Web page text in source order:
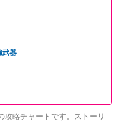
武器
攻略チャートです。ストーリ